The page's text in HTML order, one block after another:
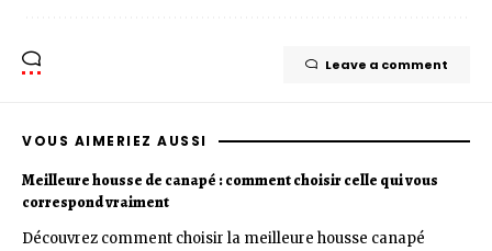
Leave a comment
VOUS AIMERIEZ AUSSI
Meilleure housse de canapé : comment choisir celle qui vous
correspond vraiment
Découvrez comment choisir la meilleure housse canapé